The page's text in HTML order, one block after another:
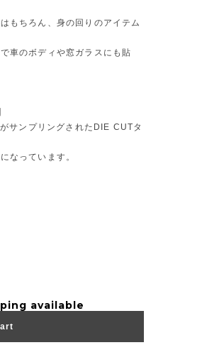
もちろん、身の回りのアイテム
車のボディや窓ガラスにも貼
サンプリングされたDIE CUTタ
なっています。
available